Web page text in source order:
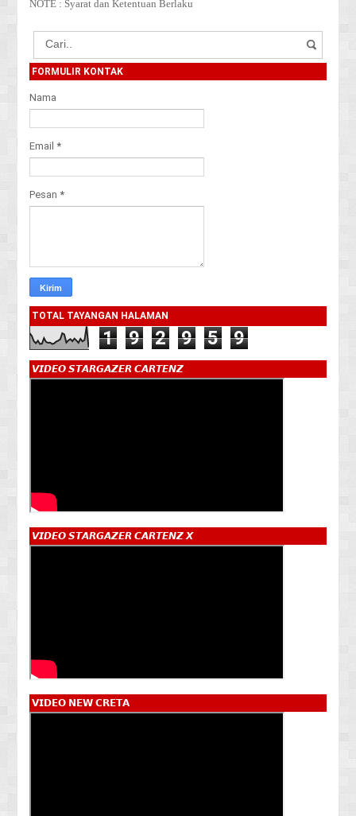
NOTE : Syarat dan Ketentuan Berlaku
FORMULIR KONTAK
Nama
Email*
Pesan*
TOTAL TAYANGAN HALAMAN
1 9 2 9 5 9
𝙑𝙄𝘿𝙀𝙊 𝙎𝙏𝘼𝙍𝙂𝘼𝙕𝙀𝙍 𝘾𝘼𝙍𝙏𝙀𝙉𝙕
𝙑𝙄𝘿𝙀𝙊 𝙎𝙏𝘼𝙍𝙂𝘼𝙕𝙀𝙍 𝘾𝘼𝙍𝙏𝙀𝙉𝙕 𝙓
𝗩𝗜𝗗𝗘𝗢 𝗡𝗘𝗪 𝗖𝗥𝗘𝗧𝗔